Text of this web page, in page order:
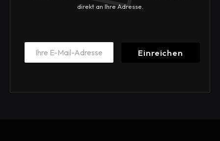
direkt an Ihre Adresse.
E
E
a
*
Einreichen